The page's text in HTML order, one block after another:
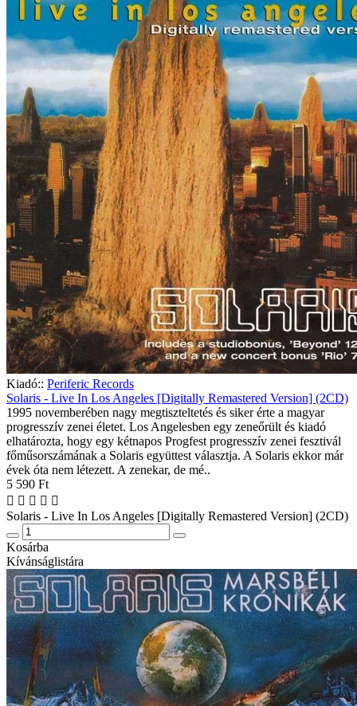
Kiadó:: Periferic Records
Solaris - Live In Los Angeles [Digitally Remastered Version] (2CD)
1995 novemberében nagy megtiszteltetés és siker érte a magyar
progresszív zenei életet. Los Angelesben egy zeneőrült és kiadó
elhatározta, hogy egy kétnapos Progfest progresszív zenei fesztivál
főműsorszámának a Solaris együttest választja. A Solaris ekkor már
évek óta nem létezett. A zenekar, de mé..
5 590 Ft
Solaris - Live In Los Angeles [Digitally Remastered Version] (2CD)
Kosárba
Kívánságlistára